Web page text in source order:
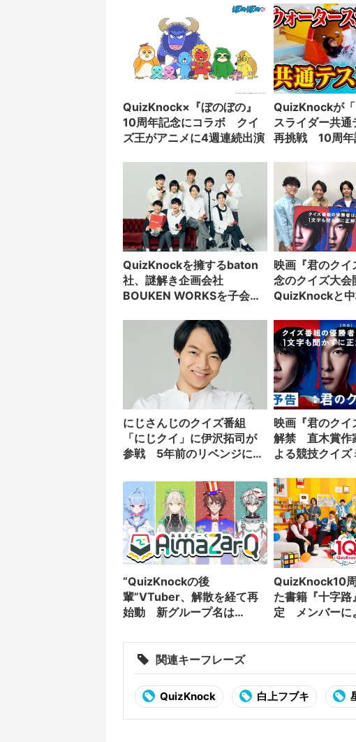
QuizKnock×『ぼのぼの』
10周年記念にコラボ クイ
ズ王がアニメに4週連続出演
QuizKnockが
スライダー共通
再挑戦 10周年
QuizKnockを擁するbaton
社、謎解き企画会社
BOUKEN WORKSを子会社
映画『君のクイ
念のクイズ大
QuizKnockと中
にじさんじのクイズ番組
「にじクイ」に伊沢拓司が
参戦 5年前のリベンジに挑
映画『君のクイ
解禁 直木賞作
よる競技クイズ
“QuizKnockの後
輩”VTuber、解散を経て再
始動 新グループ名は
QuizKnock10
た書籍『十字路
定 メンバーに
関連キーフレーズ
QuizKnock 白上フブキ